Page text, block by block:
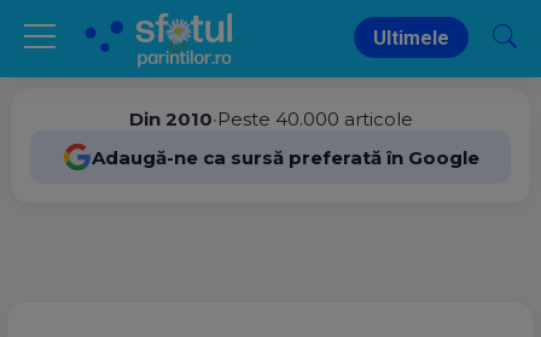
Ultimele
Din 2010•Peste 40.000 articole
Adaugă-ne ca sursă preferată în Google